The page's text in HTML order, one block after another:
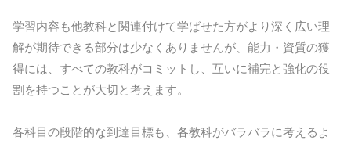
学習内容も他教科と関連付けて学ばせた方がより深く広い理
解が期待できる部分は少なくありませんが、能力・資質の獲
得には、すべての教科がコミットし、互いに補完と強化の役
割を持つことが大切と考えます。
各科目の段階的な到達目標も、各教科がバラバラに考えるよ